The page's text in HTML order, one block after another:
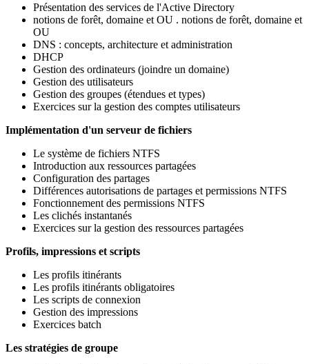
Présentation des services de l'Active Directory
notions de forêt, domaine et OU . notions de forêt, domaine et
OU
DNS : concepts, architecture et administration
DHCP
Gestion des ordinateurs (joindre un domaine)
Gestion des utilisateurs
Gestion des groupes (étendues et types)
Exercices sur la gestion des comptes utilisateurs
Implémentation d'un serveur de fichiers
Le système de fichiers NTFS
Introduction aux ressources partagées
Configuration des partages
Différences autorisations de partages et permissions NTFS
Fonctionnement des permissions NTFS
Les clichés instantanés
Exercices sur la gestion des ressources partagées
Profils, impressions et scripts
Les profils itinérants
Les profils itinérants obligatoires
Les scripts de connexion
Gestion des impressions
Exercices batch
Les stratégies de groupe